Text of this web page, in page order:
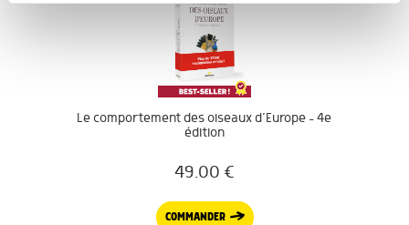
notre site avec nos partenaires de médias sociaux, de
publicité et d'analyse, qui peuvent combiner celles-ci
avec d'autres informations que vous leur avez fournies
ou qu'ils ont collectées lors de votre utilisation de leurs
Le comportement des oiseaux d’Europe – 4e
édition
49.00 €
COMMANDER